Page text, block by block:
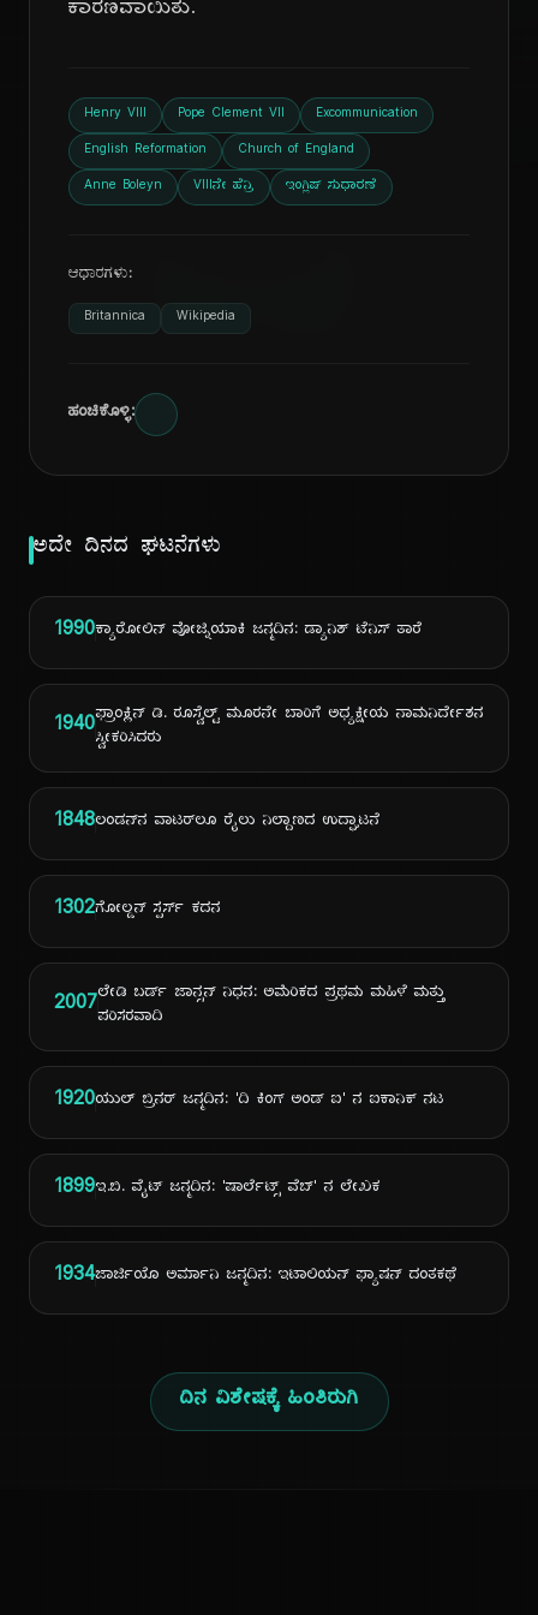
ದಿ
ಕಾರಣವಾಯಿತು.
Henry VIII Pope Clement VII Excommunication
English Reformation Church of England
Anne Boleyn VIIIನೇ ಹೆನ್ರಿ ಇಂಗ್ಲಿಷ್ ಸುಧಾರಣೆ
ಆಧಾರಗಳು:
Britannica Wikipedia
ಹಂಚಿಕೊಳ್ಳಿ:
ಅದೇ ದಿನದ ಘಟನೆಗಳು
1990ಕ್ಯಾರೋಲಿನ್ ವೋಜ್ನಿಯಾಕಿ ಜನ್ಮದಿನ: ಡ್ಯಾನಿಶ್ ಟೆನಿಸ್ ತಾರೆ
1940ಫ್ರಾಂಕ್ಲಿನ್ ಡಿ. ರೂಸ್ವೆಲ್ಟ್ ಮೂರನೇ ಬಾರಿಗೆ ಅಧ್ಯಕ್ಷೀಯ ನಾಮನಿರ್ದೇಶನ
ಸ್ವೀಕರಿಸಿದರು
1848ಲಂಡನ್‌ನ ವಾಟರ್‌ಲೂ ರೈಲು ನಿಲ್ದಾಣದ ಉದ್ಘಾಟನೆ
1302ಗೋಲ್ಡನ್ ಸ್ಪರ್ಸ್ ಕದನ
2007ಲೇಡಿ ಬರ್ಡ್ ಜಾನ್ಸನ್ ನಿಧನ: ಅಮೆರಿಕದ ಪ್ರಥಮ ಮಹಿಳೆ ಮತ್ತು
ಪರಿಸರವಾದಿ
1920ಯುಲ್ ಬ್ರಿನರ್ ಜನ್ಮದಿನ: 'ದಿ ಕಿಂಗ್ ಅಂಡ್ ಐ' ನ ಐಕಾನಿಕ್ ನಟ
1899ಇ.ಬಿ. ವೈಟ್ ಜನ್ಮದಿನ: 'ಷಾರ್ಲೆಟ್ಸ್ ವೆಬ್' ನ ಲೇಖಕ
1934ಜಾರ್ಜಿಯೊ ಅರ್ಮಾನಿ ಜನ್ಮದಿನ: ಇಟಾಲಿಯನ್ ಫ್ಯಾಷನ್ ದಂತಕಥೆ
ದಿನ ವಿಶೇಷಕ್ಕೆ ಹಿಂತಿರುಗಿ